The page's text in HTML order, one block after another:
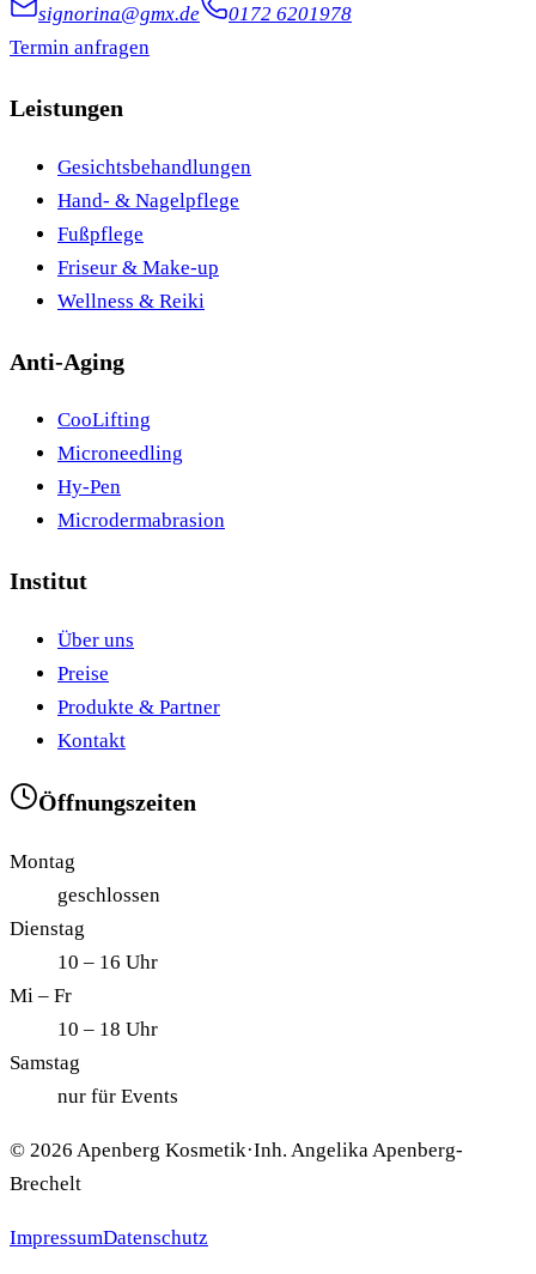
signorina@gmx.de
0172 6201978
Termin anfragen
Leistungen
Gesichtsbehandlungen
Hand- & Nagelpflege
Fußpflege
Friseur & Make-up
Wellness & Reiki
Anti-Aging
CooLifting
Microneedling
Hy-Pen
Microdermabrasion
Institut
Über uns
Preise
Produkte & Partner
Kontakt
Öffnungszeiten
Montag
geschlossen
Dienstag
10 – 16 Uhr
Mi – Fr
10 – 18 Uhr
Samstag
nur für Events
© 2026 Apenberg Kosmetik·Inh. Angelika Apenberg-
Brechelt
ImpressumDatenschutz